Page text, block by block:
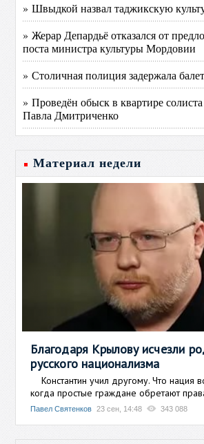
» Швыдкой назвал таджикскую
» Жерар Депардьё отказался от
поста министра культуры Мордовии
» Столичная полиция задержала
» Проведён обыск в квартире
Павла Дмитриченко
Материал недели
Благодаря Крылову исчезли
русского национализма
Константин учил другому. Что нация
когда простые граждане обретают
Павел Святенков 23 сен, 14:48 343 088